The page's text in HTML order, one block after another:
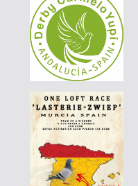
DERBY BORRACHOS 2026 - 3B
PT-6297503-26|55 EUR
DERBY BORRACHOS 2026 - 3B
PT-6069019-26|60 EUR
DE-25-016-789 |65 EUR
AGD WINTER RACE 2026 - 13C